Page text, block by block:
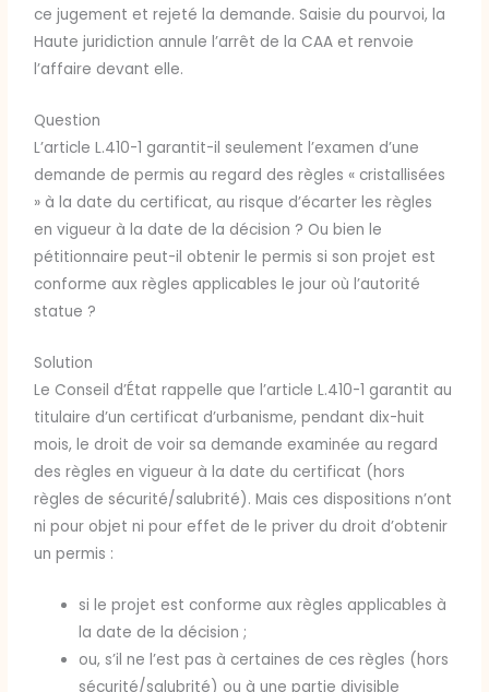
ce jugement et rejeté la demande. Saisie du pourvoi, la
Haute juridiction annule l’arrêt de la CAA et renvoie
l’affaire devant elle.
Question
L’article L.410-1 garantit-il seulement l’examen d’une
demande de permis au regard des règles « cristallisées
» à la date du certificat, au risque d’écarter les règles
en vigueur à la date de la décision ? Ou bien le
pétitionnaire peut-il obtenir le permis si son projet est
conforme aux règles applicables le jour où l’autorité
statue ?
Solution
Le Conseil d’État rappelle que l’article L.410-1 garantit au
titulaire d’un certificat d’urbanisme, pendant dix-huit
mois, le droit de voir sa demande examinée au regard
des règles en vigueur à la date du certificat (hors
règles de sécurité/salubrité). Mais ces dispositions n’ont
ni pour objet ni pour effet de le priver du droit d’obtenir
un permis :
si le projet est conforme aux règles applicables à
la date de la décision ;
ou, s’il ne l’est pas à certaines de ces règles (hors
sécurité/salubrité) ou à une partie divisible